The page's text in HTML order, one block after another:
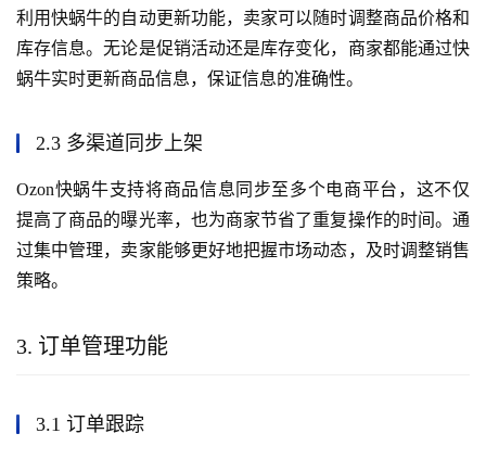
利用快蜗牛的自动更新功能，卖家可以随时调整商品价格和
库存信息。无论是促销活动还是库存变化，商家都能通过快
蜗牛实时更新商品信息，保证信息的准确性。
2.3 多渠道同步上架
Ozon快蜗牛支持将商品信息同步至多个电商平台，这不仅
提高了商品的曝光率，也为商家节省了重复操作的时间。通
过集中管理，卖家能够更好地把握市场动态，及时调整销售
策略。
3. 订单管理功能
3.1 订单跟踪